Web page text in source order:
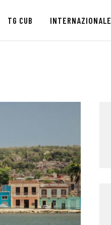
TG CUB INTERNAZIONALE